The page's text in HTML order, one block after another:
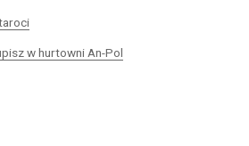
w hurtowni An-Pol